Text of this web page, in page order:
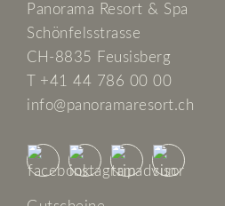
Panorama Resort & Spa
Schönfelsstrasse
CH-8835 Feusisberg
T +41 44 786 00 00
info@panoramaresort.ch